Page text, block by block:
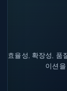
효율성, 확장성, 품
이션